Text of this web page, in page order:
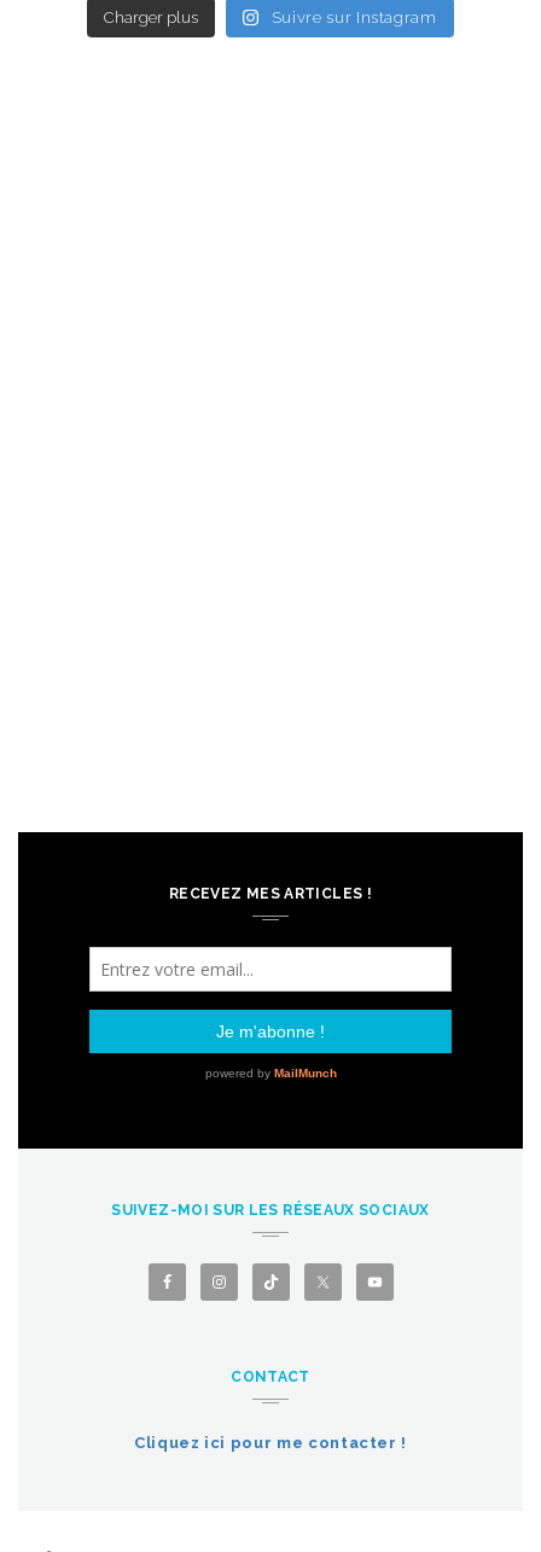
Charger plus Suivre sur Instagram
RECEVEZ MES ARTICLES !
SUIVEZ-MOI SUR LES RÉSEAUX SOCIAUX
CONTACT
Cliquez ici pour me contacter !